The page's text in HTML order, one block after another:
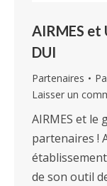
AIRMES et
DUI
Partenaires
Laisser un
AIRMES et le
partenaires !
de son outil